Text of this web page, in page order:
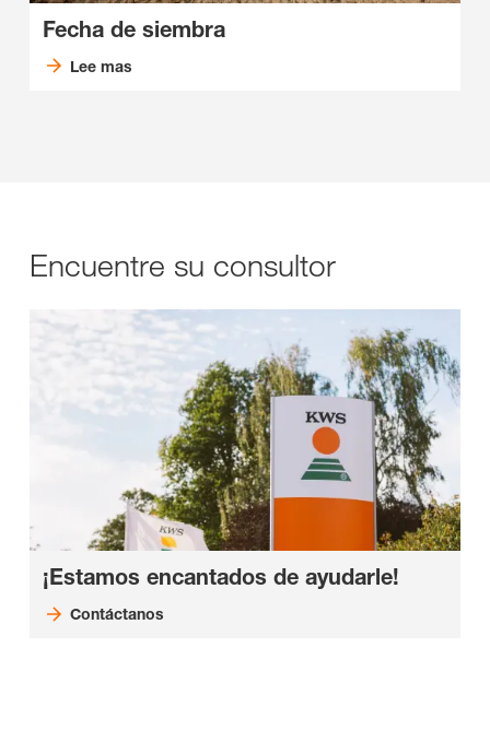
Fecha de siembra
Lee mas
Encuentre su consultor
¡Estamos encantados de ayudarle!
Contáctanos